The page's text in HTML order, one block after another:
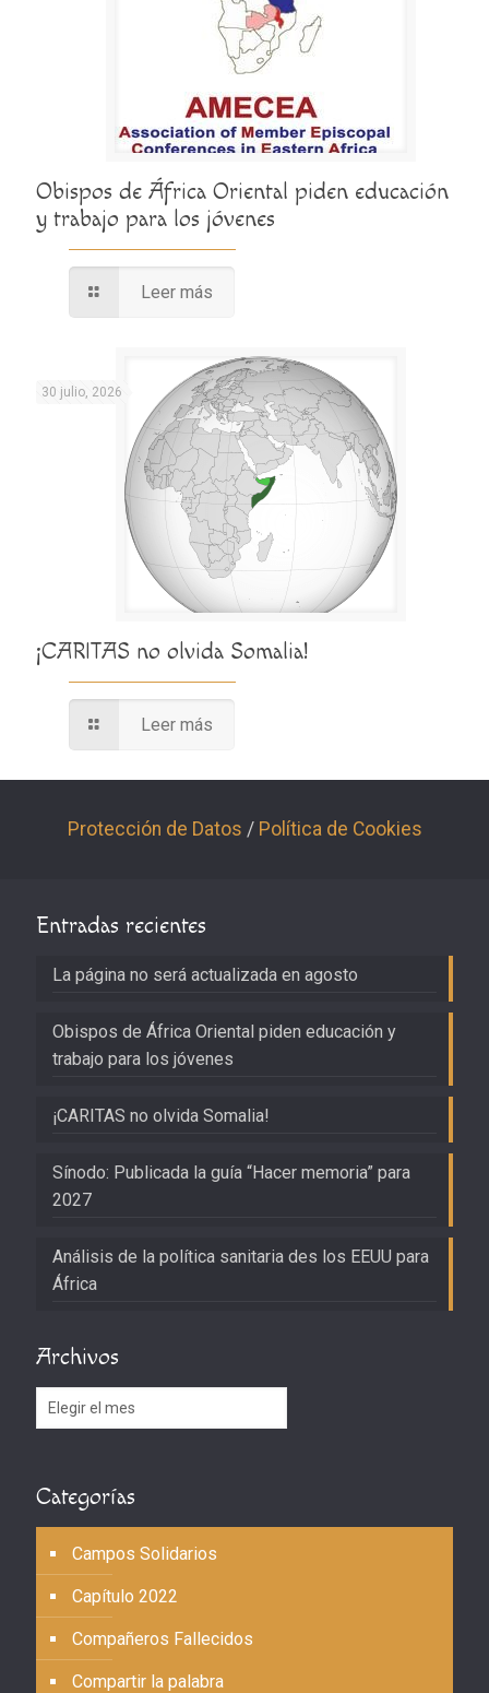
Obispos de África Oriental piden educación
y trabajo para los jóvenes
Leer más
30 julio, 2026
¡CARITAS no olvida Somalia!
Leer más
Protección de Datos / Política de Cookies
Entradas recientes
La página no será actualizada en agosto
Obispos de África Oriental piden educación y
trabajo para los jóvenes
¡CARITAS no olvida Somalia!
Sínodo: Publicada la guía “Hacer memoria” para
2027
Análisis de la política sanitaria des los EEUU para
África
Archivos
Archivos
Categorías
Campos Solidarios
Capítulo 2022
Compañeros Fallecidos
Compartir la palabra